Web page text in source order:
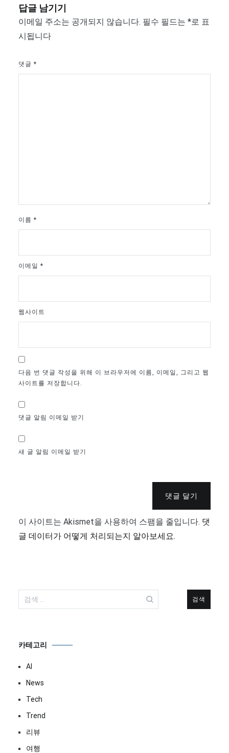
답글 남기기
이메일 주소는 공개되지 않습니다. 필수 필드는 *로 표
시됩니다
댓글 *
이름 *
이메일 *
웹사이트
다음 번 댓글 작성을 위해 이 브라우저에 이름, 이메일, 그리고 웹
사이트를 저장합니다.
댓글 알림 이메일 받기
새 글 알림 이메일 받기
댓글 달기
이 사이트는 Akismet을 사용하여 스팸을 줄입니다. 댓
글 데이터가 어떻게 처리되는지 알아보세요.
색:
카테고리
AI
News
Tech
Trend
리뷰
여행